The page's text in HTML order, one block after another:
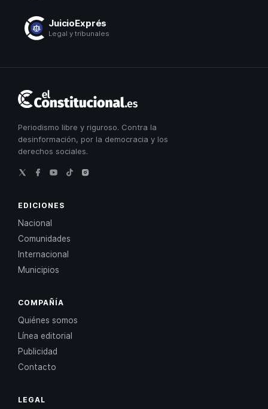
JuicioExprés
Legal y tribunales
Constitucional
Periodismo libre y riguroso. Contra la
desinformación, por la democracia y los
derechos sociales.
EDICIONES
Nacional
Comunidades
Internacional
Municipios
COMPAÑÍA
Quiénes somos
Línea editorial
Publicidad
Contacto
LEGAL